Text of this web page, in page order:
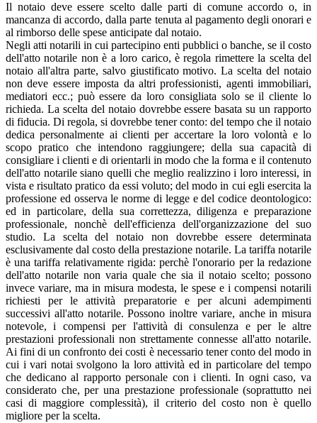
Il notaio deve essere scelto dalle parti di comune accordo o, in
mancanza di accordo, dalla parte tenuta al pagamento degli onorari e
al rimborso delle spese anticipate dal notaio.
Negli atti notarili in cui partecipino enti pubblici o banche, se il costo
dell'atto notarile non è a loro carico, è regola rimettere la scelta del
notaio all'altra parte, salvo giustificato motivo. La scelta del notaio
non deve essere imposta da altri professionisti, agenti immobiliari,
mediatori ecc.; può essere da loro consigliata solo se il cliente lo
richieda. La scelta del notaio dovrebbe essere basata su un rapporto
di fiducia. Di regola, si dovrebbe tener conto: del tempo che il notaio
dedica personalmente ai clienti per accertare la loro volontà e lo
scopo pratico che intendono raggiungere; della sua capacità di
consigliare i clienti e di orientarli in modo che la forma e il contenuto
dell'atto notarile siano quelli che meglio realizzino i loro interessi, in
vista e risultato pratico da essi voluto; del modo in cui egli esercita la
professione ed osserva le norme di legge e del codice deontologico:
ed in particolare, della sua correttezza, diligenza e preparazione
professionale, nonchè dell'efficienza dell'organizzazione del suo
studio. La scelta del notaio non dovrebbe essere determinata
esclusivamente dal costo della prestazione notarile. La tariffa notarile
è una tariffa relativamente rigida: perchè l'onorario per la redazione
dell'atto notarile non varia quale che sia il notaio scelto; possono
invece variare, ma in misura modesta, le spese e i compensi notarili
richiesti per le attività preparatorie e per alcuni adempimenti
successivi all'atto notarile. Possono inoltre variare, anche in misura
notevole, i compensi per l'attività di consulenza e per le altre
prestazioni professionali non strettamente connesse all'atto notarile.
Ai fini di un confronto dei costi è necessario tener conto del modo in
cui i vari notai svolgono la loro attività ed in particolare del tempo
che dedicano al rapporto personale con i clienti. In ogni caso, va
considerato che, per una prestazione professionale (soprattutto nei
casi di maggiore complessità), il criterio del costo non è quello
migliore per la scelta.